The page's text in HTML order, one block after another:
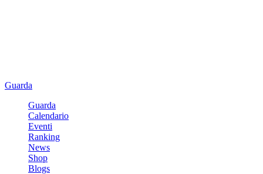
Guarda
Guarda
Calendario
Eventi
Ranking
News
Shop
Blogs